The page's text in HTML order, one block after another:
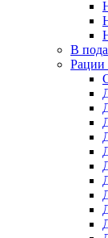
В
Рации